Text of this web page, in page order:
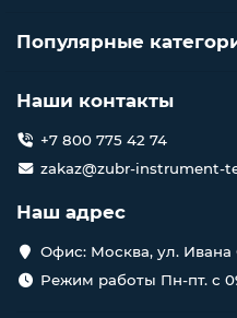
Популярные
Наши контакты
+7 800 775 42 74
zakaz@zubr-instrument-
Наш адрес
Офис: Москва, ул. Ивана
Режим работы Пн-пт. с